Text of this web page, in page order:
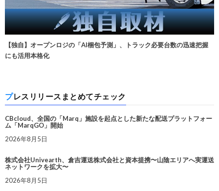
【独自】オープンロジの「AI梱包予測」、トラック必要台数の迅速把握
にも活用本格化
プレスリリースまとめてチェック
CBcloud、全国の「Marq」施設を起点とした新たな配送プラットフォー
ム「MarqGO」開始
2026年8月5日
株式会社Univearth、倉吉運送株式会社と資本提携〜山陰エリアへ実運送
ネットワークを拡大〜
2026年8月5日